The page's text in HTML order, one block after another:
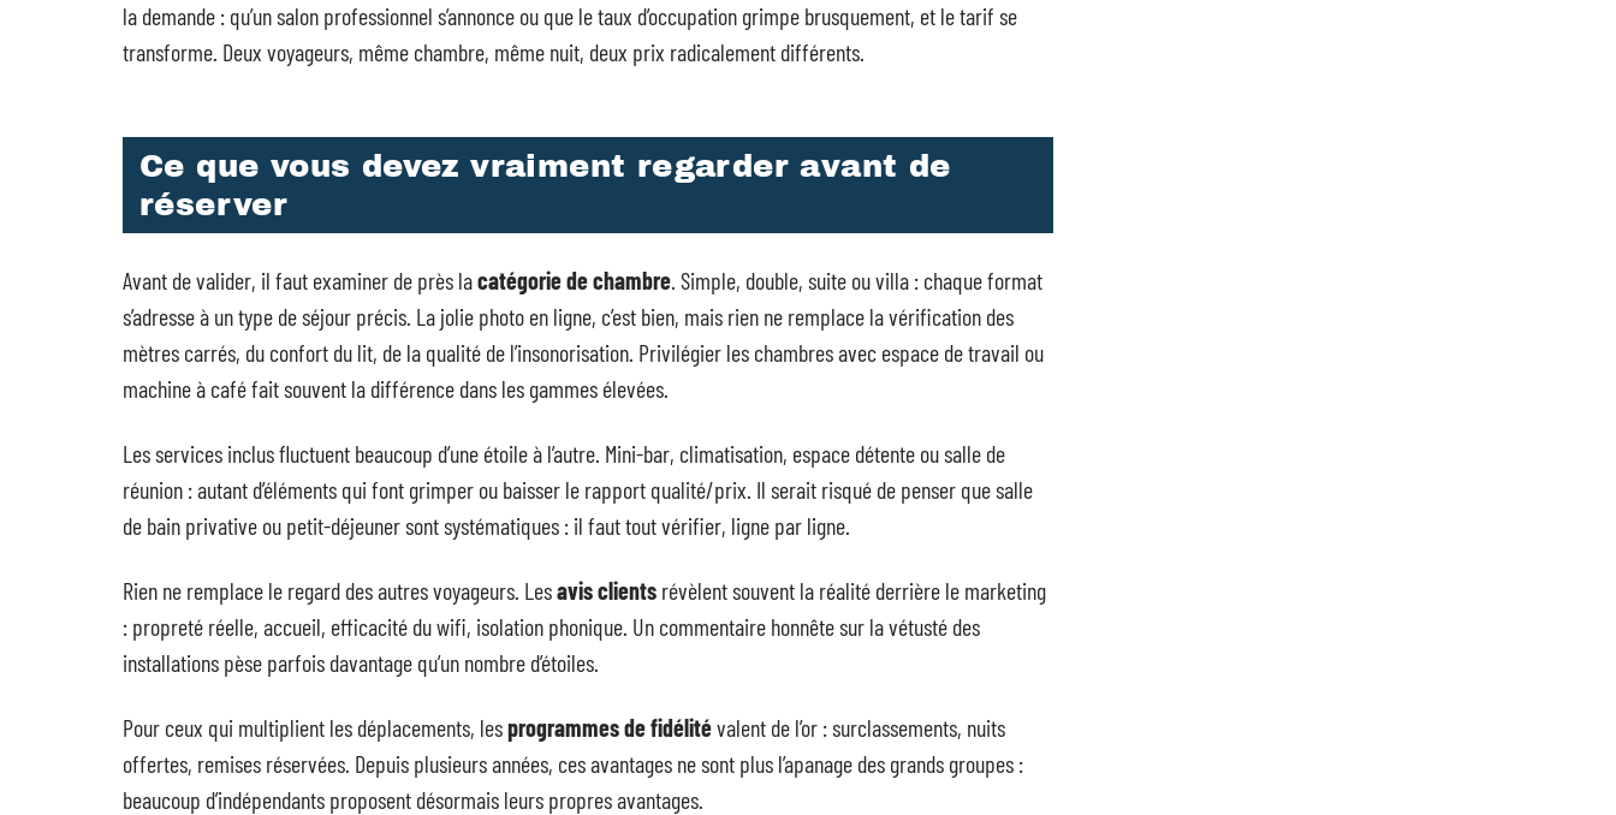
la demande : qu’un salon professionnel s’annonce ou que le taux d’occupation grimpe brusquement, et le tarif se
transforme. Deux voyageurs, même chambre, même nuit, deux prix radicalement différents.
Ce que vous devez vraiment regarder avant de
réserver
Avant de valider, il faut examiner de près lacatégorie de chambre. Simple, double, suite ou villa : chaque format
s’adresse à un type de séjour précis. La jolie photo en ligne, c’est bien, mais rien ne remplace la vérification des
mètres carrés, du confort du lit, de la qualité de l’insonorisation. Privilégier les chambres avec espace de travail ou
machine à café fait souvent la différence dans les gammes élevées.
Les services inclus fluctuent beaucoup d’une étoile à l’autre. Mini-bar, climatisation, espace détente ou salle de
réunion : autant d’éléments qui font grimper ou baisser le rapport qualité/prix. Il serait risqué de penser que salle
de bain privative ou petit-déjeuner sont systématiques : il faut tout vérifier, ligne par ligne.
Rien ne remplace le regard des autres voyageurs. Lesavis clients révèlent souvent la réalité derrière le marketing
: propreté réelle, accueil, efficacité du wifi, isolation phonique. Un commentaire honnête sur la vétusté des
installations pèse parfois davantage qu’un nombre d’étoiles.
Pour ceux qui multiplient les déplacements, lesprogrammes de fidélitévalent de l’or : surclassements, nuits
offertes, remises réservées. Depuis plusieurs années, ces avantages ne sont plus l’apanage des grands groupes :
beaucoup d’indépendants proposent désormais leurs propres avantages.